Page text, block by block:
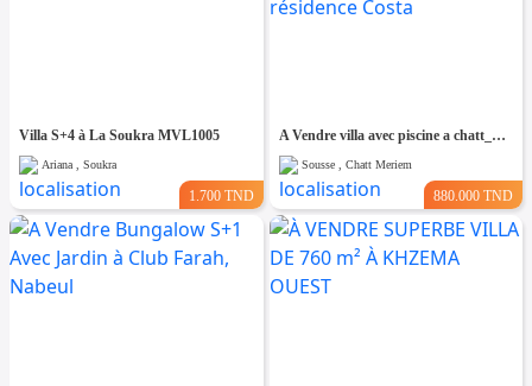
Villa S+4 à La Soukra MVL1005
Ariana , Soukra
1.700 TND
A Vendre villa avec piscine a chatt_mariem pré résidence Costa
Sousse , Chatt Meriem
880.000 TND